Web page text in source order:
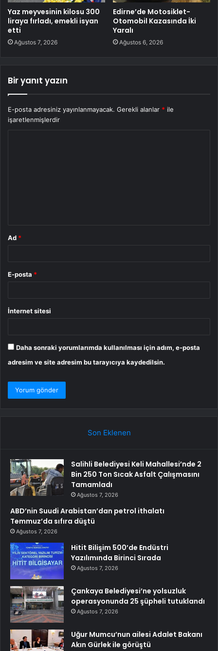
Yaz meyvesinin kilosu 300
liraya fırladı, emekli isyan
etti
Ağustos 7, 2026
Edirne’de Motosiklet-
Otomobil Kazasında İki
Yaralı
Ağustos 6, 2026
Bir yanıt yazın
E-posta adresiniz yayınlanmayacak. Gerekli alanlar * ile
işaretlenmişlerdir
Ad *
E-posta *
İnternet sitesi
Daha sonraki yorumlarımda kullanılması için adım, e-posta
adresim ve site adresim bu tarayıcıya kaydedilsin.
Son Eklenen
Salihli Belediyesi Keli Mahallesi’nde 2
Bin 250 Ton Sıcak Asfalt Çalışmasını
Tamamladı
Ağustos 7, 2026
ABD’nin Suudi Arabistan’dan petrol ithalatı
Temmuz’da sıfıra düştü
Ağustos 7, 2026
Hitit Bilişim 500’de Endüstri
Yazılımında Birinci Sırada
Ağustos 7, 2026
Çankaya Belediyesi’ne yolsuzluk
operasyonunda 25 şüpheli tutuklandı
Ağustos 7, 2026
Uğur Mumcu’nun ailesi Adalet Bakanı
Akın Gürlek ile görüştü